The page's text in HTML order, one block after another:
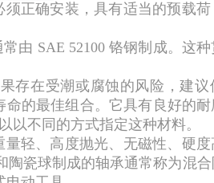
正确安装，具有适当的预载
由 SAE 52100 铬钢制成。这
存在受潮或腐蚀的风险，建议
的最佳组合。它具有良好的
以不同的方式指定这种材料。
轻、高度抛光、无磁性、硬
瓷球制成的轴承通常称为混合